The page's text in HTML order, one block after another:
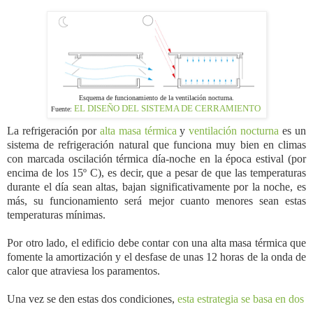
Esquema de funcionamiento de la ventilación nocturna.
Fuente: EL DISEÑO DEL SISTEMA DE CERRAMIENTO
La refrigeración por alta masa térmica yventilación nocturna es un
sistema de refrigeración natural que funciona muy bien en climas
con marcada oscilación térmica día-noche en la época estival (por
encima de los 15º C), es decir, que a pesar de que las temperaturas
durante el día sean altas, bajan significativamente por la noche, es
más, su funcionamiento será mejor cuanto menores sean estas
temperaturas mínimas.
Por otro lado, el edificio debe contar con una alta masa térmica que
fomente la amortización y el desfase de unas 12 horas de la onda de
calor que atraviesa los paramentos.
Una vez se den estas dos condiciones, esta estrategia se basa en dos